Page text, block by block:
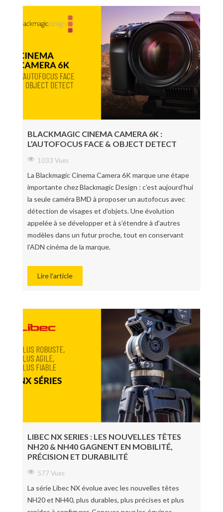
BLACKMAGIC CINEMA CAMERA 6K :
L’AUTOFOCUS FACE & OBJECT DETECT
1033 Vues
La Blackmagic Cinema Camera 6K marque une étape
importante chez Blackmagic Design : c’est aujourd’hui
la seule caméra BMD à proposer un autofocus avec
détection de visages et d’objets. Une évolution
appelée à se développer et à s’étendre à d’autres
modèles dans un futur proche, tout en conservant
l’ADN cinéma de la marque.
Lire l'article
LIBEC NX SERIES : LES NOUVELLES TÊTES
NH20 & NH40 GAGNENT EN MOBILITÉ,
PRÉCISION ET DURABILITÉ
577 Vues
La série Libec NX évolue avec les nouvelles têtes
NH20 et NH40, plus durables, plus précises et plus